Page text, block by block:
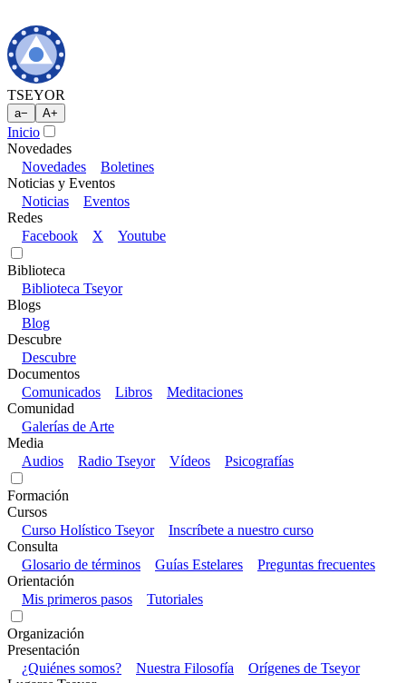
TSEYOR
a− A+
Inicio
Novedades
Novedades
Boletines
Noticias y Eventos
Noticias
Eventos
Redes
Facebook
X Youtube
Biblioteca
Biblioteca Tseyor
Blogs
Blog
Descubre
Descubre
Documentos
Comunicados
Libros
Meditaciones
Comunidad
Galerías de Arte
Media
Audios
Radio Tseyor Vídeos Psicografías
Formación
Cursos
Curso Holístico Tseyor
Inscríbete a nuestro curso
Consulta
Glosario de términos
Guías Estelares
Preguntas frecuentes
Orientación
Mis primeros pasos
Tutoriales
Organización
Presentación
¿Quiénes somos?
Nuestra Filosofía
Orígenes de Tseyor